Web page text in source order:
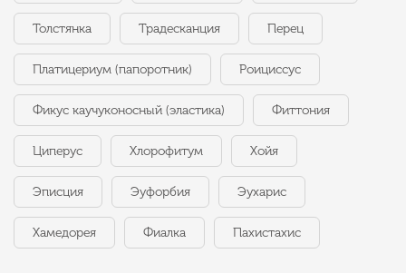
Толстянка Традесканция Перец
Платицериум (папоротник) Роициссус
Фикус каучуконосный (эластика) Фиттония
Циперус Хлорофитум Хойя
Эписция Эуфорбия Эухарис
Хамедорея Фиалка Пахистахис